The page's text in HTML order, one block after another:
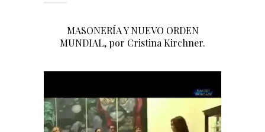
MASONERÍA Y NUEVO ORDEN
MUNDIAL, por Cristina Kirchner.